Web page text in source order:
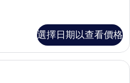
選擇日期以查看價格
Luxe Apartment 450 | 低過敏寢具、